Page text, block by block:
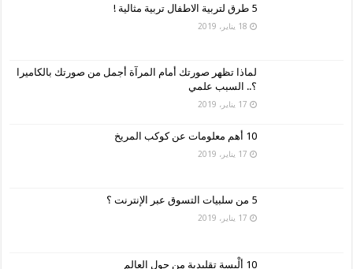
5 طرق لتربية الاطفال تربية مثالية !
18 يناير، 2019
لماذا تظهر صورتك أمام المرآة أجمل من صورتك بالكاميرا
؟.. السبب علمي
17 يناير، 2019
10 أهم معلومات عن كوكب المريخ
17 يناير، 2019
5 من سلبيات التسوق عبر الإنترنت ؟
17 يناير، 2019
10 ألْبِسة تقليدية من حول العالم